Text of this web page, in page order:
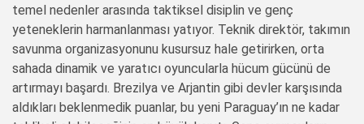
temel nedenler arasında taktiksel disiplin ve genç
yeteneklerin harmanlanması yatıyor. Teknik direktör, takımın
savunma organizasyonunu kusursuz hale getirirken, orta
sahada dinamik ve yaratıcı oyuncularla hücum gücünü de
artırmayı başardı. Brezilya ve Arjantin gibi devler karşısında
aldıkları beklenmedik puanlar, bu yeni Paraguay’ın ne kadar